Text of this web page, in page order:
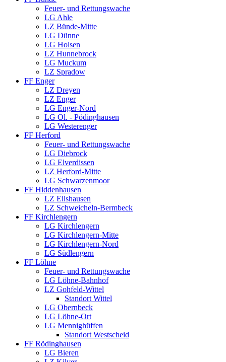
Feuer- und Rettungswache
LG Ahle
LZ Bünde-Mitte
LG Dünne
LG Holsen
LZ Hunnebrock
LG Muckum
LZ Spradow
FF Enger
LZ Dreyen
LZ Enger
LG Enger-Nord
LG Ol. - Pödinghausen
LG Westerenger
FF Herford
Feuer- und Rettungswache
LG Diebrock
LG Elverdissen
LZ Herford-Mitte
LG Schwarzenmoor
FF Hiddenhausen
LZ Eilshausen
LZ Schweicheln-Bermbeck
FF Kirchlengern
LG Kirchlengern
LG Kirchlengern-Mitte
LG Kirchlengern-Nord
LG Südlengern
FF Löhne
Feuer- und Rettungswache
LG Löhne-Bahnhof
LZ Gohfeld-Wittel
Standort Wittel
LG Obernbeck
LG Löhne-Ort
LG Mennighüffen
Standort Westscheid
FF Rödinghausen
LG Bieren